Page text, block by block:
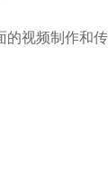
视频制作和